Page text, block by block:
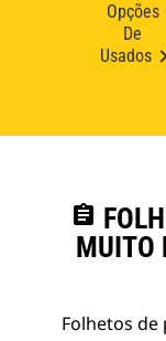
Opções
De
Usados
assignment
MUITO
Folhetos